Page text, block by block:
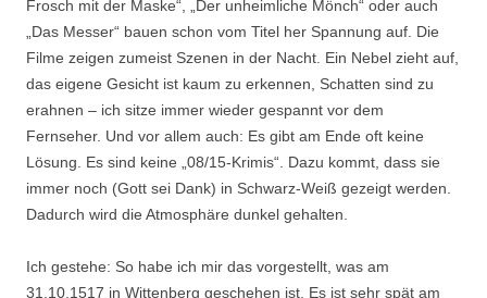
Frosch mit der Maske“, „Der unheimliche Mönch“ oder auch
„Das Messer“ bauen schon vom Titel her Spannung auf. Die
Filme zeigen zumeist Szenen in der Nacht. Ein Nebel zieht auf,
das eigene Gesicht ist kaum zu erkennen, Schatten sind zu
erahnen – ich sitze immer wieder gespannt vor dem
Fernseher. Und vor allem auch: Es gibt am Ende oft keine
Lösung. Es sind keine „08/15-Krimis“. Dazu kommt, dass sie
immer noch (Gott sei Dank) in Schwarz-Weiß gezeigt werden.
Dadurch wird die Atmosphäre dunkel gehalten.
Ich gestehe: So habe ich mir das vorgestellt, was am
31.10.1517 in Wittenberg geschehen ist. Es ist sehr spät am